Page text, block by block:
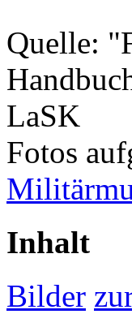
Quelle:
LaSK
Fotos
Inhalt
Bilder